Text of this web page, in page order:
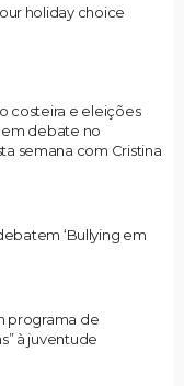
holiday choice
costeira e eleições
em debate no
semana com Cristina
‘Bullying em
programa de
à juventude